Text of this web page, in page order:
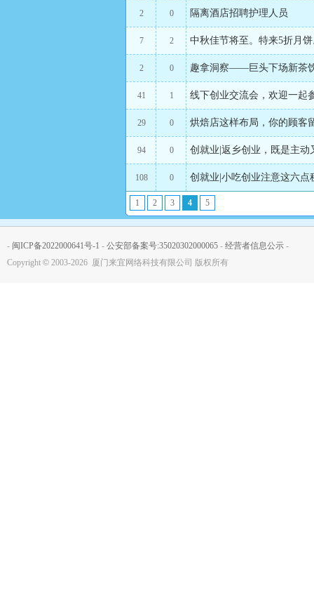
2 0 隔离酒店招聘护理人员
7 2 中秋佳节将至。特来5折月
2 0 趣拿洞察——巨头下场新茶
41 1 线下创业交流会，欢迎一起
29 0 烘焙店这样布局，你的顾客
94 0 创就业|返乡创业，既是主动
108 0 创就业|小吃创业注意这六
1 2 3 4 5
- 闽ICP备2022000641号-1 - 公安部备案号:35020302000065 - 经营者信息公示 -
Copyright © 2003-2026 厦门来宜网络科技有限公司 版权所有